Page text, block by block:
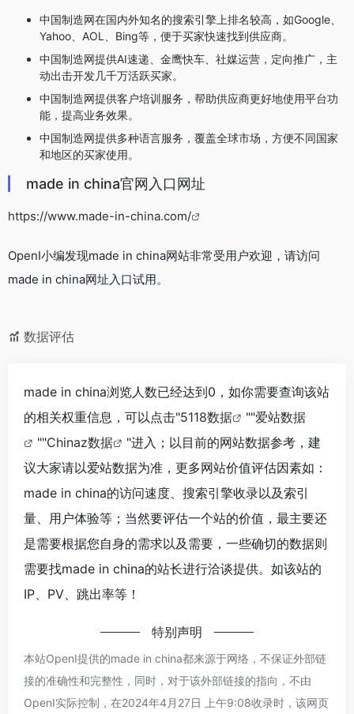
中国制造网在国内外知名的搜索引擎上排名较高，如Google、
Yahoo、AOL、Bing等，便于买家快速找到供应商。
中国制造网提供AI速递、金鹰快车、社媒运营，定向推广，主
动出击开发几千万活跃买家。
中国制造网提供客户培训服务，帮助供应商更好地使用平台功
能，提高业务效果。
中国制造网提供多种语言服务，覆盖全球市场，方便不同国家
和地区的买家使用。
made in china官网入口网址
https://www.made-in-china.com/
OpenI小编发现made in china网站非常受用户欢迎，请访问
made in china网址入口试用。
数据评估
made in china浏览人数已经达到0，如你需要查询该站
的相关权重信息，可以点击"5118数据 ""爱站数据
""Chinaz数据
"进入；以目前的网站数据参考，建
议大家请以爱站数据为准，更多网站价值评估因素如：
made in china的访问速度、搜索引擎收录以及索引
量、用户体验等；当然要评估一个站的价值，最主要还
是需要根据您自身的需求以及需要，一些确切的数据则
需要找made in china的站长进行洽谈提供。如该站的
IP、PV、跳出率等！
特别声明
本站OpenI提供的made in china都来源于网络，不保证外部链
接的准确性和完整性，同时，对于该外部链接的指向，不由
OpenI实际控制，在2024年4月27日 上午9:08收录时，该网页